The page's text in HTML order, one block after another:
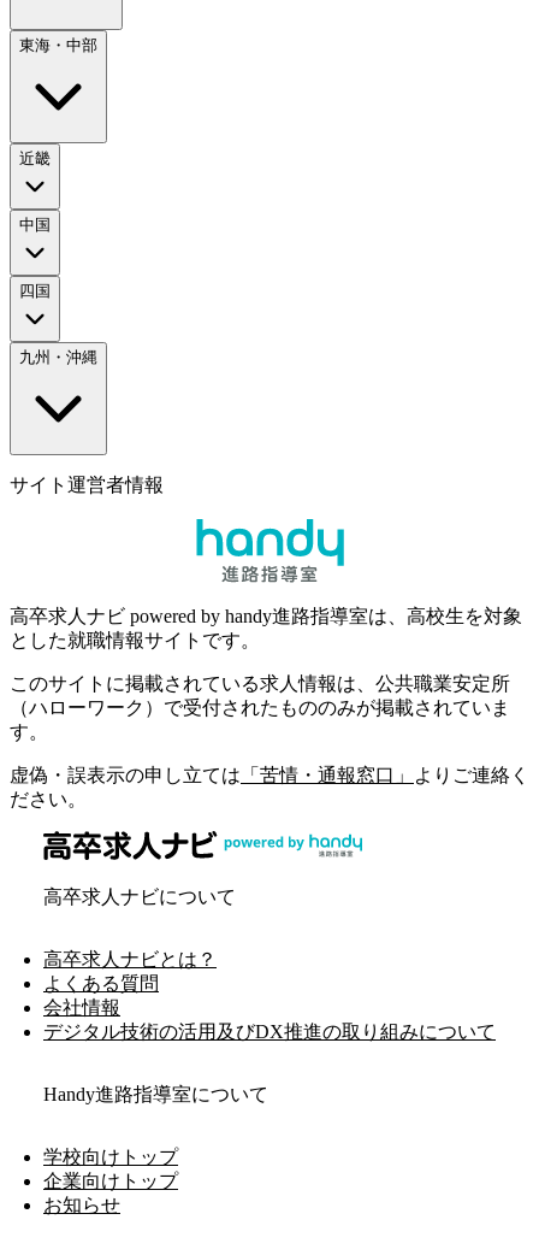
東海・中部
近畿
中国
四国
九州・沖縄
サイト運営者情報
高卒求人ナビ powered by handy進路指導室は、高校生を対象
とした就職情報サイトです。
このサイトに掲載されている求人情報は、公共職業安定所
（ハローワーク）で受付されたもののみが掲載されていま
す。
虚偽・誤表示の申し立ては 「苦情・通報窓口」
よりご連絡く
ださい。
高卒求人ナビについて
高卒求人ナビとは？
よくある質問
会社情報
デジタル技術の活用及びDX推進の取り組みについて
Handy進路指導室について
学校向けトップ
企業向けトップ
お知らせ